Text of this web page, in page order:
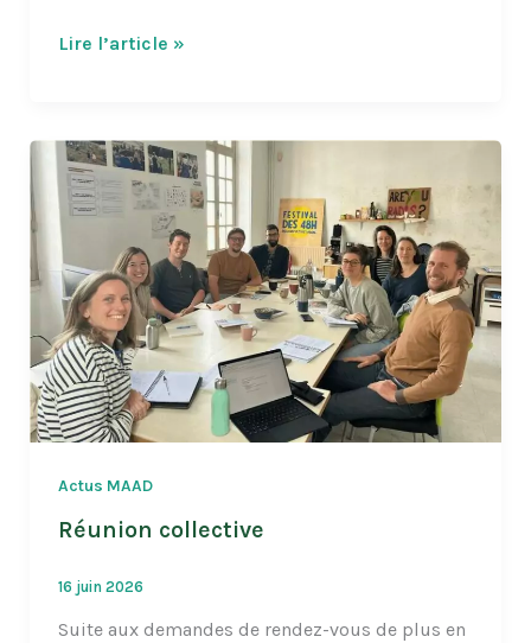
La
Urbains
et
Solidaires
est
lancée
!
Lire l’article »
Actus MAAD
Réunion collective
16 juin 2026
Suite aux demandes de rendez-vous de plus en